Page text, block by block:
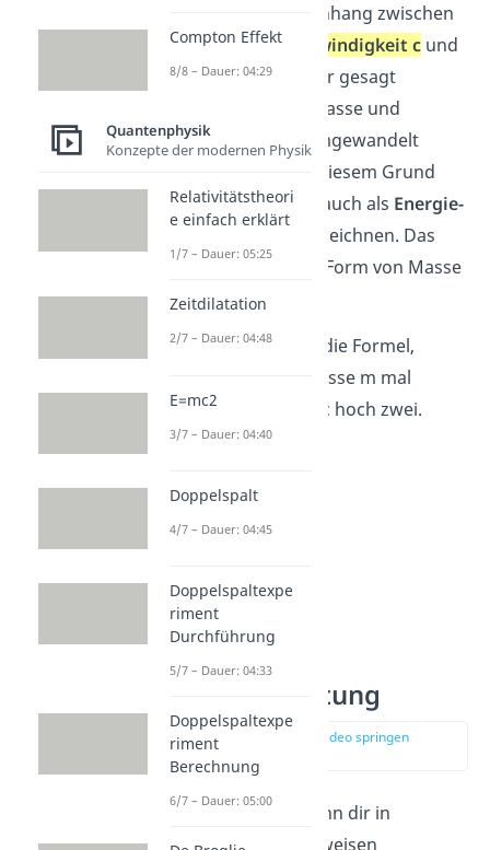
stellt einen Zusammenhang zwischen
Masse m,Lichtgeschwindigkeit c und
Energie Eher. Genauer gesagt
beschreibt sie, dass Masse und
Energie ineinander umgewandelt
werden können. Aus diesem Grund
kannst du die Formel auch als Energie-
bezeichnen. Das
heißt, Energie ist eine Form von Masse
und umgekehrt.
In Worten beschreibt die Formel,
Energie E ist gleich Masse m mal
Lichtgeschwindigkeit c hoch zwei.
Bedeutung
zur Stelle im Video springen
Die Formel E = mc
kann dir in
verschiedene Schreibweisen
Compton Effekt
8/8 – Dauer: 04:29
Quantenphysik
Konzepte der modernen Physik
Relativitätstheori
e einfach erklärt
1/7 – Dauer: 05:25
Zeitdilatation
2/7 – Dauer: 04:48
E=mc2
3/7 – Dauer: 04:40
Doppelspalt
4/7 – Dauer: 04:45
Doppelspaltexpe
riment
Durchführung
5/7 – Dauer: 04:33
Doppelspaltexpe
riment
Berechnung
6/7 – Dauer: 05:00